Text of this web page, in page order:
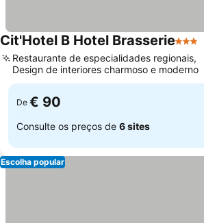
Cit'Hotel B Hotel Brasserie3
Restaurante de especialidades regionais,
Design de interiores charmoso e moderno
De € 90
Consulte os preços de 6 sites
Escolha popular